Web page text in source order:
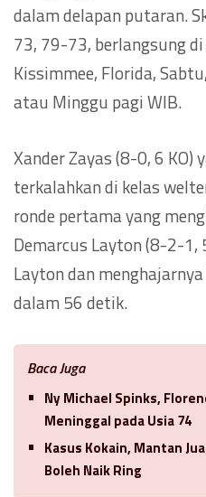
dalam delapan putaran.
73, 79-73, berlangsung
Kissimmee, Florida,
atau Minggu pagi WIB.
Xander Zayas (8-0, 6
terkalahkan di kelas
ronde pertama yang
Demarcus Layton (8-2-1,
Layton dan
dalam 56 detik.
Baca Juga
Ny Michael Spinks,
Meninggal pada Usia 74
Kasus Kokain, Mantan
Boleh Naik Ring